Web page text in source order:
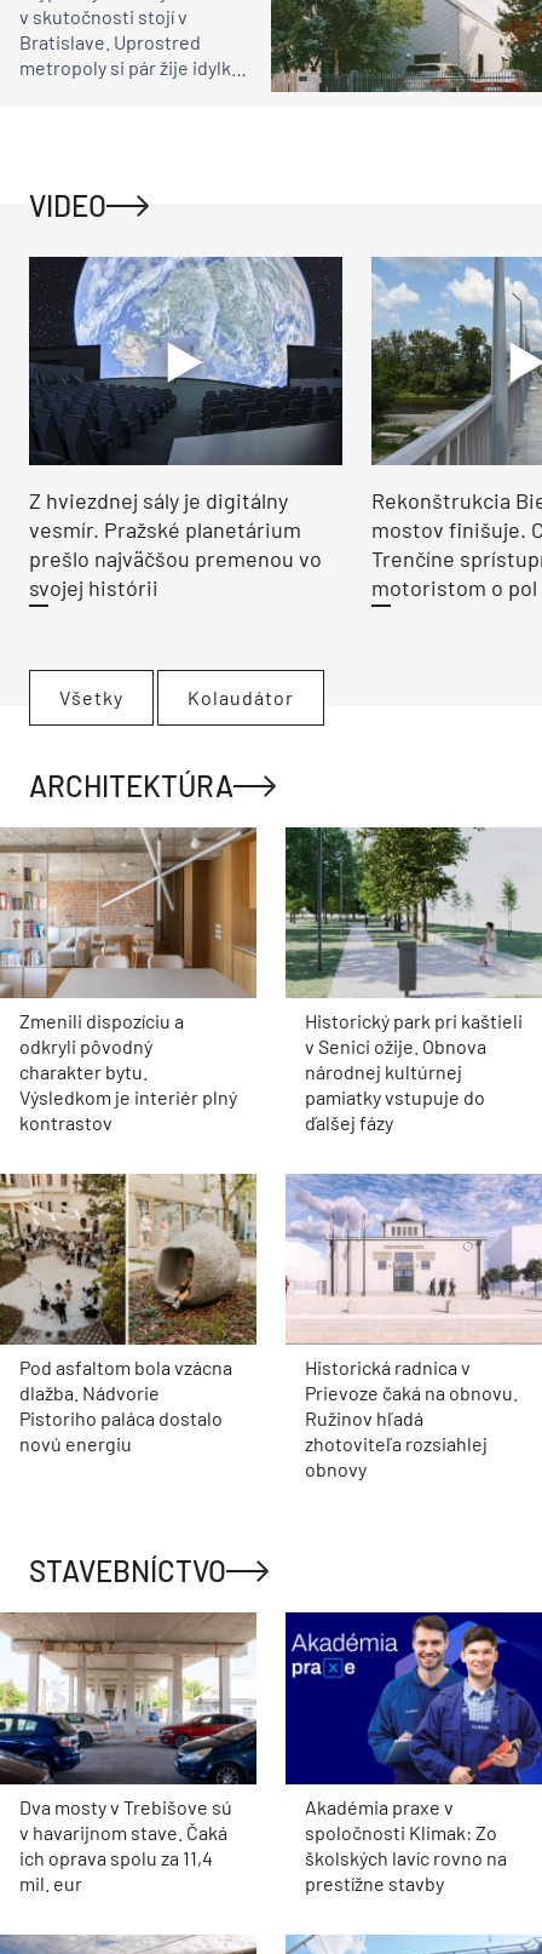
v skutočnosti stojí v
Bratislave. Uprostred
metropoly si pár žije idylku
VIDEO
Z hviezdnej sály je digitálny
vesmír. Pražské planetárium
prešlo najväčšou premenou vo
svojej histórii
Rekonštrukcia
mostov finišuje.
Trenčíne
motoristom o pol
Všetky Kolaudátor
ARCHITEKTÚRA
Zmenili dispozíciu a
odkryli pôvodný
charakter bytu.
Výsledkom je interiér plný
kontrastov
Historický park pri kaštieli
v Senici ožije. Obnova
národnej kultúrnej
pamiatky vstupuje do
ďalšej fázy
Pod asfaltom bola vzácna
dlažba. Nádvorie
Pistoriho paláca dostalo
novú energiu
Historická radnica v
Prievoze čaká na obnovu.
Ružinov hľadá
zhotoviteľa rozsiahlej
obnovy
STAVEBNÍCTVO
Dva mosty v Trebišove sú
v havarijnom stave. Čaká
ich oprava spolu za 11,4
mil. eur
Akadémia praxe v
spoločnosti Klimak: Zo
školských lavíc rovno na
prestížne stavby